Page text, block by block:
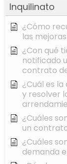
Inquilinato
¿Cómo
las
¿Con qué
notificado
contrato
¿Cuál es
y resolver
¿Cuáles
un
¿Cuáles
demanda